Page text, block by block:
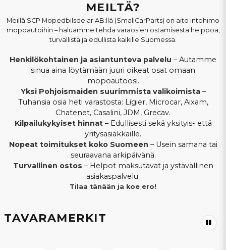
MEILTÄ?
Meillä SCP Mopedbilsdelar AB:llä (SmallCarParts) on aito intohimo
mopoautoihin – haluamme tehdä varaosien ostamisesta helppoa,
turvallista ja edullista kaikille Suomessa.
Henkilökohtainen ja asiantunteva palvelu – Autamme
sinua aina löytämään juuri oikeat osat omaan
mopoautoosi.
Yksi Pohjoismaiden suurimmista valikoimista–
Tuhansia osia heti varastosta: Ligier, Microcar, Aixam,
Chatenet, Casalini, JDM, Grecav.
Kilpailukykyiset hinnat– Edullisesti sekä yksityis- että
yritysasiakkaille.
Nopeat toimitukset koko Suomeen – Usein samana tai
seuraavana arkipäivänä.
Turvallinen ostos – Helpot maksutavat ja ystävällinen
asiakaspalvelu.
Tilaa tänään ja koe ero!
TAVARAMERKIT